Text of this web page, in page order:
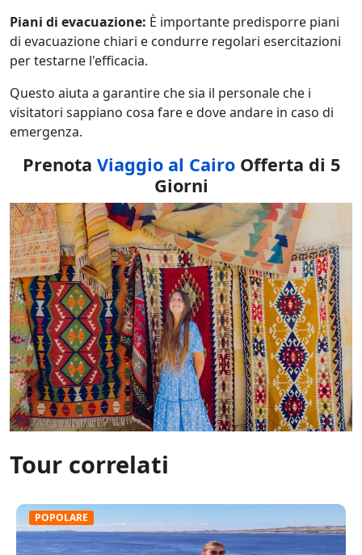
Piani di evacuazione: È importante predisporre piani
di evacuazione chiari e condurre regolari esercitazioni
per testarne l'efficacia.
Questo aiuta a garantire che sia il personale che i
visitatori sappiano cosa fare e dove andare in caso di
emergenza.
Prenota Viaggio al CairoOfferta di 5
Giorni
Tour correlati
POPOLARE